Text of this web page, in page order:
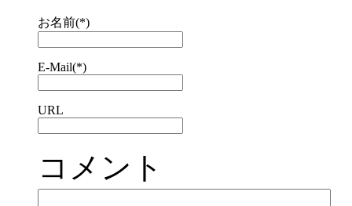
お名前(*)
E-Mail(*)
URL
コメント